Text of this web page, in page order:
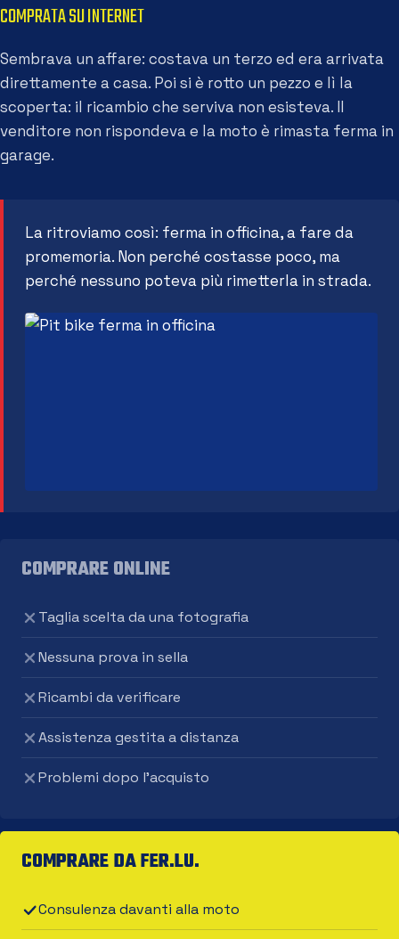
COMPRATA SU INTERNET
Sembrava un affare: costava un terzo ed era arrivata
direttamente a casa. Poi si è rotto un pezzo e lì la
scoperta: il ricambio che serviva non esisteva. Il
venditore non rispondeva e la moto è rimasta ferma in
garage.
La ritroviamo così: ferma in officina, a fare da
promemoria. Non perché costasse poco, ma
perché nessuno poteva più rimetterla in strada.
COMPRARE ONLINE
Taglia scelta da una fotografia
Nessuna prova in sella
Ricambi da verificare
Assistenza gestita a distanza
Problemi dopo l'acquisto
COMPRARE DA FER.LU.
Consulenza davanti alla moto